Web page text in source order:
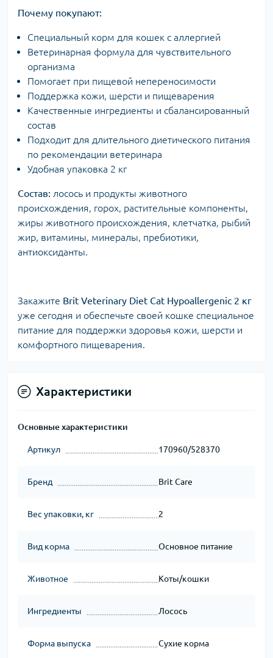
Почему покупают:
Специальный корм для кошек с аллергией
Ветеринарная формула для чувствительного
организма
Помогает при пищевой непереносимости
Поддержка кожи, шерсти и пищеварения
Качественные ингредиенты и сбалансированный
состав
Подходит для длительного диетического питания
по рекомендации ветеринара
Удобная упаковка 2 кг
Состав: лосось и продукты животного
происхождения, горох, растительные компоненты,
жиры животного происхождения, клетчатка, рыбий
жир, витамины, минералы, пребиотики,
антиоксиданты.
Закажите Brit Veterinary Diet Cat Hypoallergenic 2 кг
уже сегодня и обеспечьте своей кошке специальное
питание для поддержки здоровья кожи, шерсти и
комфортного пищеварения.
Характеристики
Основные характеристики
Артикул 170960/528370
Бренд Brit Care
Вес упаковки, кг 2
Вид корма Основное питание
Животное Коты/кошки
Ингредиенты Лосось
Форма выпуска Сухие корма